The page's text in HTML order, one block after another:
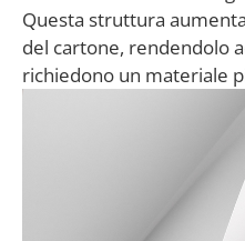
Questa struttura
del cartone, rendendolo
richiedono un materiale